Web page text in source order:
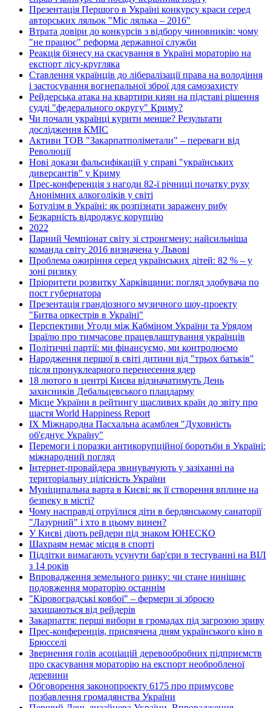
Презентація Першого в Україні конкурсу краси серед
авторських ляльок "Міс лялька – 2016"
Втрата довіри до конкурсів з відбору чиновників: чому
"не працює" реформа державної служби
Реакція бізнесу на скасування в Україні мораторію на
експорт лісу-кругляка
Ставлення українців до лібералізації права на володіння
і застосування вогнепальної зброї для самозахисту
Рейдерська атака на квартири киян на підставі рішення
судді "федерального округу" Криму?
Чи почали українці курити менше? Результати
дослідження КМІС
Активи ТОВ "Закарпатполіметали" – переваги від
Революції
Нові докази фальсифікацій у справі "українських
диверсантів" у Криму
Прес-конференція з нагоди 82-ї річниці початку руху
Анонімних алкоголіків у світі
Ботулізм в Україні: як розпізнати заражену рибу
Безкарність відроджує корупцію
2022
Парний Чемпіонат світу зі стронгмену: найсильніша
команда світу 2016 визначена у Львові
Проблема ожиріння серед українських дітей: 82 % – у
зоні ризику
Пріоритети розвитку Харківщини: погляд здобувача по
пост губернатора
Презентація грандіозного музичного шоу-проекту
"Битва оркестрів в Україні"
Перспективи Угоди між Кабміном України та Урядом
Ізраїлю про тимчасове працевлаштування українців
Політичні партії: ми фінансуємо, ми контролюємо
Народження першої в світі дитини від "трьох батьків"
після пронуклеарного перенесення ядер
18 лютого в центрі Києва відзначатимуть День
захисників Дебальцевського плацдарму
Місце України в рейтингу щасливих країн до звіту про
щастя World Happiness Report
ІХ Міжнародна Пасхальна асамблея "Духовність
об'єднує Україну"
Перемоги і поразки антикорупційної боротьби в Україні:
міжнародний погляд
Інтернет-провайдера звинувачують у зазіханні на
територіальну цілісність України
Муніципальна варта в Києві: як її створення вплине на
безпеку в місті?
Чому насправді отруїлися діти в бердянському санаторії
"Лазурний" і хто в цьому винен?
У Києві діють рейдери під знаком ЮНЕСКО
Шахраям немає місця в спорті
Підлітки вимагають усунути бар'єри в тестуванні на ВІЛ
з 14 років
Впровадження земельного ринку: чи стане нинішнє
подовження мораторію останнім
"Кіровоградські ковбої" – фермери зі зброєю
захищаються від рейдерів
Закарпаття: перші вибори в громадах під загрозою зриву
Прес-конференція, присвячена дням українського кіно в
Брюсселі
Звернення голів асоціацій деревообробних підприємств
про скасування мораторію на експорт необробленої
деревини
Обговорення законопроекту 6175 про примусове
позбавлення громадянства України